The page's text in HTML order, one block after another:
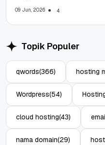
09 Jun, 2026 4
Topik Populer
qwords(366) hosting
Wordpress(54)
cloud hosting(43)
nama domain(29)